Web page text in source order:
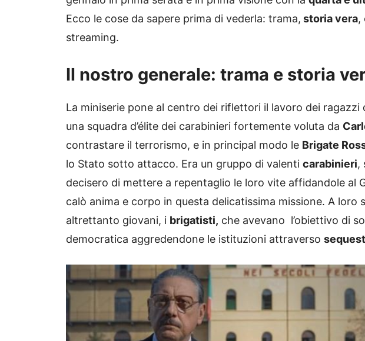
Ecco le cose da sapere prima di vederla: trama, storia vera,
streaming.
Il nostro generale: trama e storia
La miniserie pone al centro dei riflettori il lavoro dei ragazzi
una squadra d’élite dei carabinieri fortemente voluta da
contrastare il terrorismo, e in principal modo le Brigate
lo Stato sotto attacco. Era un gruppo di valenti carabinieri,
decisero di mettere a repentaglio le loro vite affidandole al
calò anima e corpo in questa delicatissima missione. A loro
altrettanto giovani, i brigatisti, che avevano l’obiettivo di
democratica aggredendone le istituzioni attraverso